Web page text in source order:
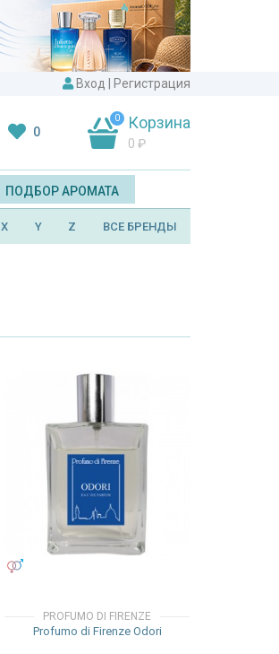
Вход Регистрация
0
0 Корзина
0 ₽
ПОДБОР АРОМАТА
X Y Z ВСЕ БРЕНДЫ
PROFUMO DI FIRENZE
Profumo di Firenze Odori